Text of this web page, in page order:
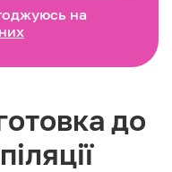
на
до